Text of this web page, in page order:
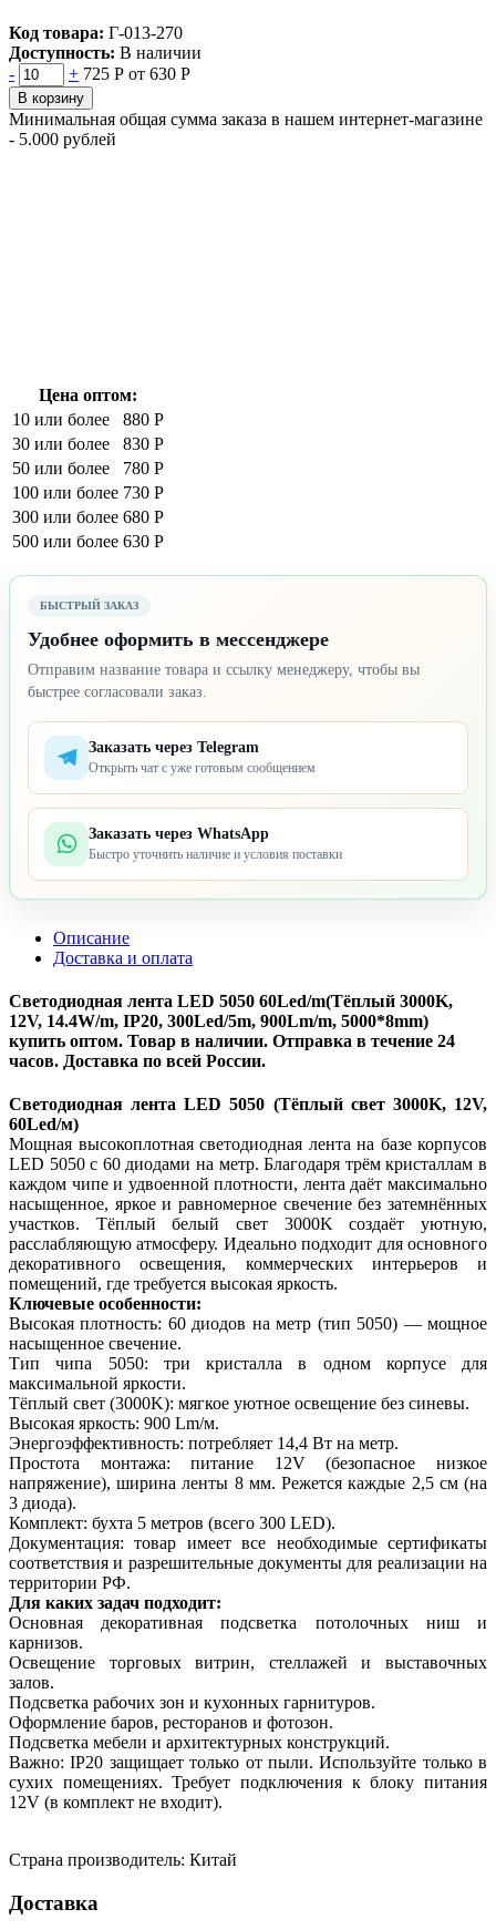
Код товара: Г-013-270
Доступность: В наличии
-
+ 725 Р от 630 Р
В корзину
Минимальная общая сумма заказа в нашем интернет-магазине
- 5.000 рублей
Цена оптом:
10 или более
880 Р
30 или более
830 Р
50 или более
780 Р
100 или более 730 Р
300 или более 680 Р
500 или более 630 Р
БЫСТРЫЙ ЗАКАЗ
Удобнее оформить в мессенджере
Отправим название товара и ссылку менеджеру, чтобы вы
быстрее согласовали заказ.
Заказать через Telegram
Открыть чат с уже готовым сообщением
Заказать через WhatsApp
Быстро уточнить наличие и условия поставки
Описание
Доставка и оплата
Светодиодная лента LED 5050 60Led/m(Тёплый 3000K,
12V, 14.4W/m, IP20, 300Led/5m, 900Lm/m, 5000*8mm)
купить оптом. Товар в наличии. Отправка в течение 24
часов. Доставка по всей России.
Светодиодная лента LED 5050 (Тёплый свет 3000K, 12V,
60Led/м)
Мощная высокоплотная светодиодная лента на базе корпусов
LED 5050 с 60 диодами на метр. Благодаря трём кристаллам в
каждом чипе и удвоенной плотности, лента даёт максимально
насыщенное, яркое и равномерное свечение без затемнённых
участков. Тёплый белый свет 3000K создаёт уютную,
расслабляющую атмосферу. Идеально подходит для основного
декоративного освещения, коммерческих интерьеров и
помещений, где требуется высокая яркость.
Ключевые особенности:
Высокая плотность: 60 диодов на метр (тип 5050) — мощное
насыщенное свечение.
Тип чипа 5050: три кристалла в одном корпусе для
максимальной яркости.
Тёплый свет (3000K): мягкое уютное освещение без синевы.
Высокая яркость: 900 Lm/м.
Энергоэффективность: потребляет 14,4 Вт на метр.
Простота монтажа: питание 12V (безопасное низкое
напряжение), ширина ленты 8 мм. Режется каждые 2,5 см (на
3 диода).
Комплект: бухта 5 метров (всего 300 LED).
Документация: товар имеет все необходимые сертификаты
соответствия и разрешительные документы для реализации на
территории РФ.
Для каких задач подходит:
Основная декоративная подсветка потолочных ниш и
карнизов.
Освещение торговых витрин, стеллажей и выставочных
залов.
Подсветка рабочих зон и кухонных гарнитуров.
Оформление баров, ресторанов и фотозон.
Подсветка мебели и архитектурных конструкций.
Важно: IP20 защищает только от пыли. Используйте только в
сухих помещениях. Требует подключения к блоку питания
12V (в комплект не входит).
Страна производитель: Китай
Доставка